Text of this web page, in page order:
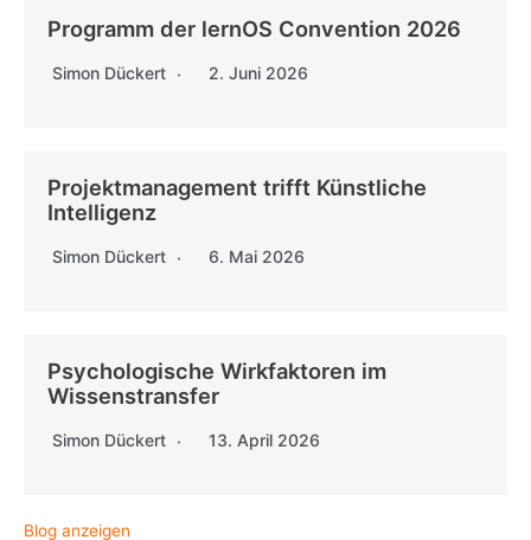
Programm der lernOS Convention 2026
Simon Dückert 2. Juni 2026
Projektmanagement trifft Künstliche
Intelligenz
Simon Dückert 6. Mai 2026
Psychologische Wirkfaktoren im
Wissenstransfer
Simon Dückert 13. April 2026
Blog anzeigen